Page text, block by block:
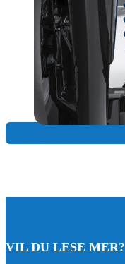
VIL DU LESE MER?